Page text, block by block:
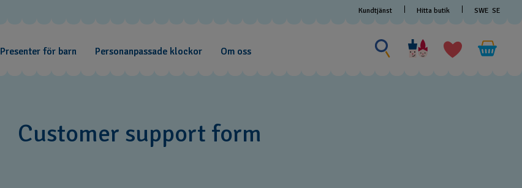
Kundtjänst Hitta butik SWE SE
Presenter för barn Personanpassade klockor Om oss
Sök
efter
något
Customer support form